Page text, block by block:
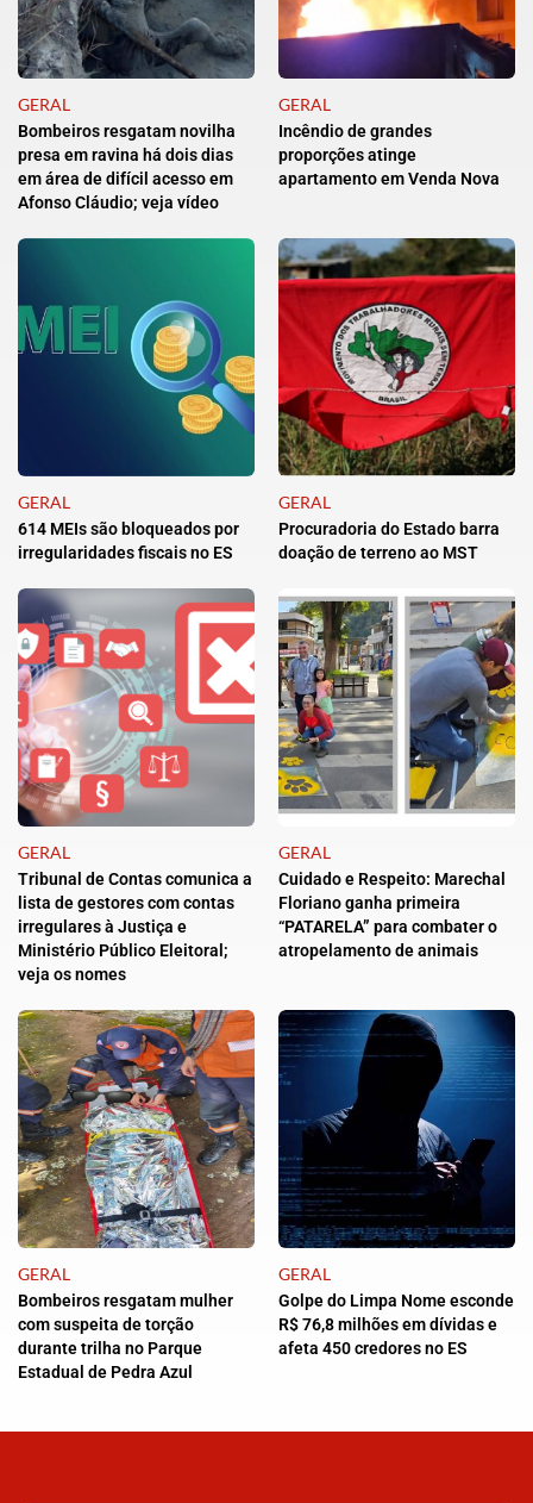
GERAL
Bombeiros resgatam novilha
presa em ravina há dois dias
em área de difícil acesso em
Afonso Cláudio; veja vídeo
GERAL
Incêndio de grandes
proporções atinge
apartamento em Venda Nova
GERAL
614 MEIs são bloqueados por
irregularidades fiscais no ES
GERAL
Procuradoria do Estado barra
doação de terreno ao MST
GERAL
Tribunal de Contas comunica a
lista de gestores com contas
irregulares à Justiça e
Ministério Público Eleitoral;
veja os nomes
GERAL
Cuidado e Respeito: Marechal
Floriano ganha primeira
“PATARELA” para combater o
atropelamento de animais
GERAL
Bombeiros resgatam mulher
com suspeita de torção
durante trilha no Parque
Estadual de Pedra Azul
GERAL
Golpe do Limpa Nome esconde
R$ 76,8 milhões em dívidas e
afeta 450 credores no ES